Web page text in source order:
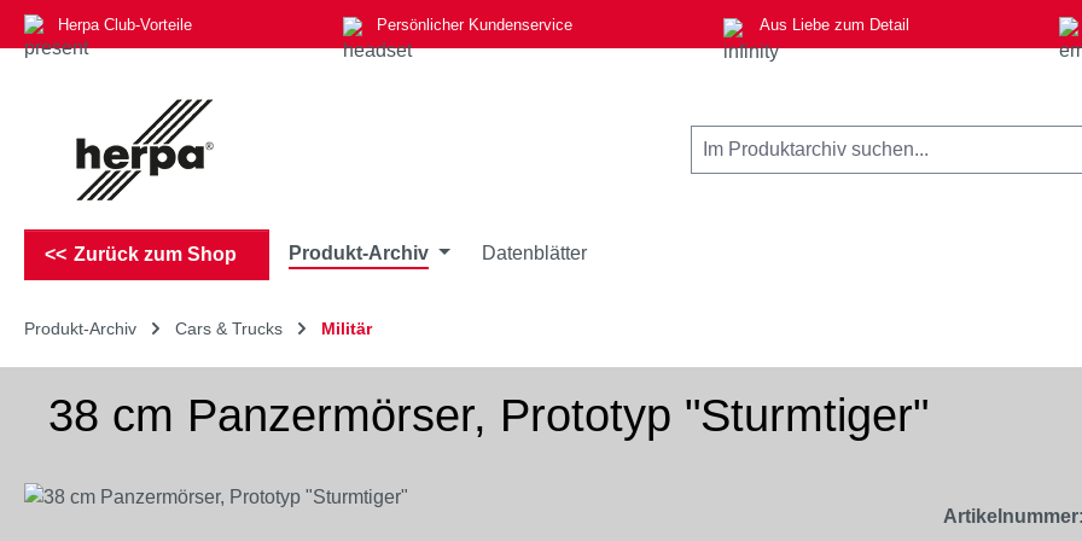
Hauptinhalt springen
Zur Suche springen
Zur Hauptnavigation springen
Herpa Club-Vorteile Persönlicher Kundenservice Aus Liebe zum Detail
Zurück zum Shop Produkt-Archiv Datenblätter
Produkt-Archiv Cars & Trucks Militär
38 cm Panzermörser, Prototyp "Sturmtiger"
Bildergalerie überspringen